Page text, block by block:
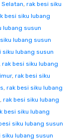
, rak besi siku
besi siku lubang
lubang susun
lubang susun
siku lubang susun
rak besi siku lubang
, rak besi siku
, rak besi siku lubang
, rak besi siku lubang
besi siku lubang
siku lubang susun
siku lubang susun